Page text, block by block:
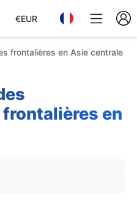
€EUR
frontalières en Asie centrale
en